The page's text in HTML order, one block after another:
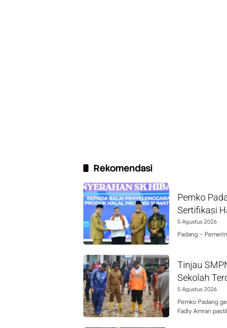
Rekomendasi
Pemko
Sertifikasi
5 Agustus 2026
Padang –
Tinjau
Sekolah
5 Agustus 2026
Pemko Padang
Fadly Amran